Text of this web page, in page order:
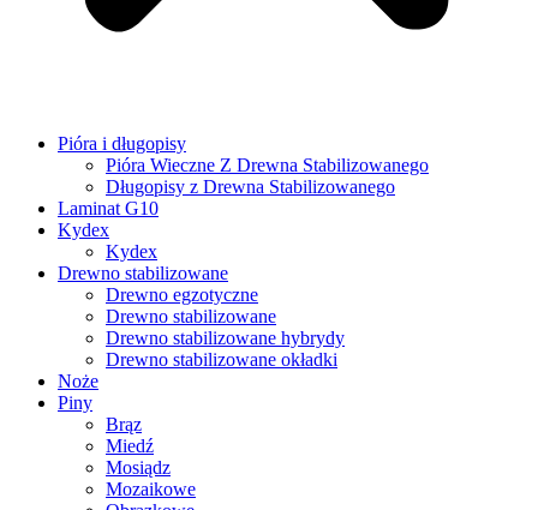
Pióra i długopisy
Pióra Wieczne Z Drewna Stabilizowanego
Długopisy z Drewna Stabilizowanego
Laminat G10
Kydex
Kydex
Drewno stabilizowane
Drewno egzotyczne
Drewno stabilizowane
Drewno stabilizowane hybrydy
Drewno stabilizowane okładki
Noże
Piny
Brąz
Miedź
Mosiądz
Mozaikowe